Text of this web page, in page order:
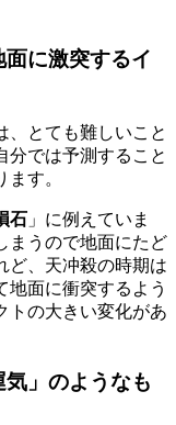
に激突するイ
、とても難しいこと
分では予測すること
す。
石 」に例えていま
まうので地面にたど
ど、天冲殺の時期は
地面に衝突するよう
トの大きい変化があ
」のようなも